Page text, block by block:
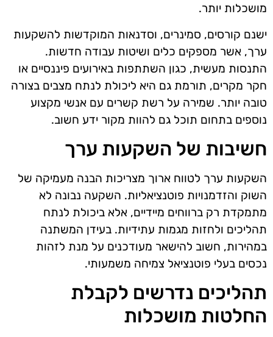
מושכלות יותר.
ישנם קורסים, סמינרים, וסדנאות המוקדשות להשקעות
ערך, אשר מספקים כלים ושיטות עבודה חדשות.
התנסות מעשית, כגון השתתפות באירועים פיננסיים או
חקר מקרים, תורמת גם היא ליכולת לנתח מצבים בצורה
טובה יותר. שמירה על רשת קשרים עם אנשי מקצוע
נוספים בתחום תוכל גם להוות מקור ידע חשוב.
חשיבות של השקעות ערך
השקעות ערך לטווח ארוך מצריכות הבנה מעמיקה של
השוק והזדמנויות פוטנציאליות. השקעה נבונה לא
מתמקדת רק ברווחים מיידיים, אלא ביכולת לנתח
תהליכים ולחזות מגמות עתידיות. בעידן המשתנה
במהירות, חשוב להישאר מעודכנים על מנת לזהות
נכסים בעלי פוטנציאל צמיחה משמעותי.
תהליכים נדרשים לקבלת
החלטות מושכלות